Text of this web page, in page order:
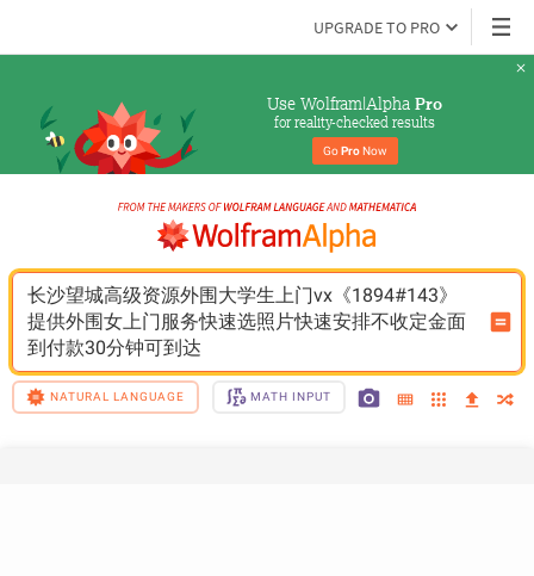
UPGRADE TO PRO
Use Wolfram|Alpha Pro
for reality-checked results
Go Pro Now
长沙望城高级资源外围大学生上门vx《1894#143》
提供外围女上门服务快速选照片快速安排不收定金面
到付款30分钟可到达
NATURAL LANGUAGE MATH INPUT